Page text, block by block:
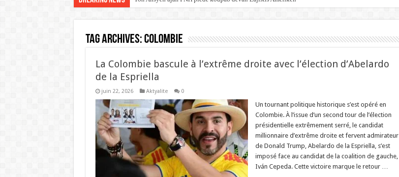
Tag Archives:COLOMBIE
La Colombie bascule à l’extrême droite avec l’élection d’Abelardo
de la Espriella
juin 22, 2026 Aktyalite 0
Un tournant politique historique s’est opéré en
Colombie. À l’issue d’un second tour de l’élection
présidentielle extrêmement serré, le candidat
millionnaire d’extrême droite et fervent admirateur
de Donald Trump, Abelardo de la Espriella, s’est
imposé face au candidat de la coalition de gauche,
Iván Cepeda. Cette victoire marque le retour …